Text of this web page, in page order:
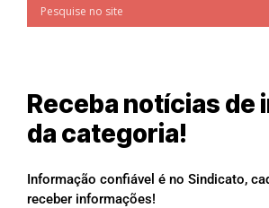
Receba notícias de
da categoria!
Informação confiável é no Sindicato,
receber informações!